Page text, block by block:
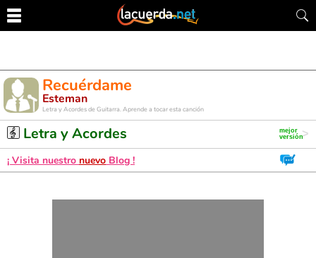
Recuérdame
Esteman
Letra y Acordes de Guitarra. Aprende a tocar esta canción
Letra y Acordes
¡ Visita nuestro nuevo Blog !